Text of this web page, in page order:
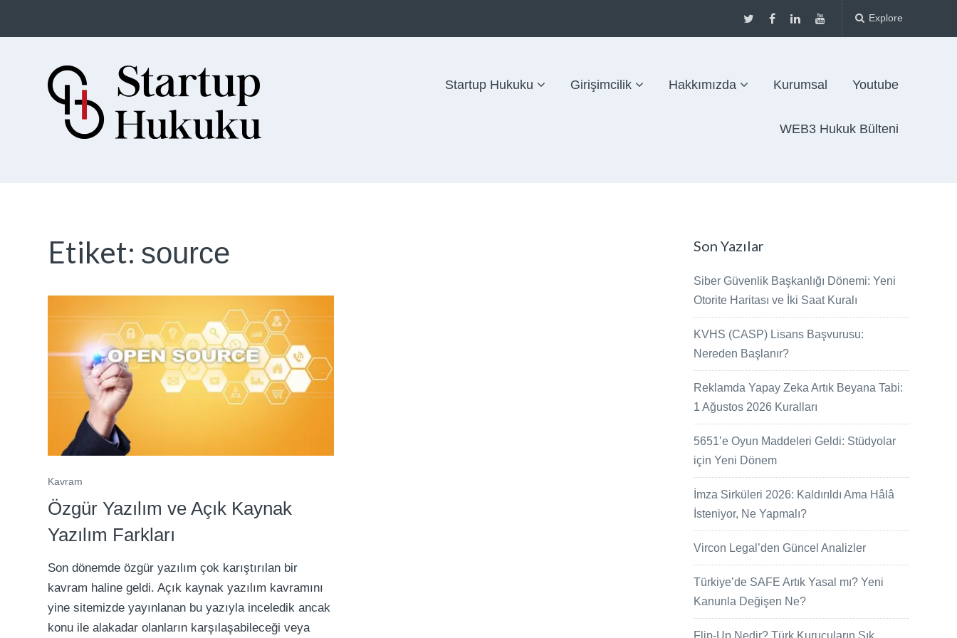
Explore
Startup Hukuku Girişimcilik Hakkımızda Kurumsal Youtube
WEB3 Hukuk Bülteni
Etiket: source
Kavram
Özgür Yazılım ve Açık Kaynak
Yazılım Farkları
Son dönemde özgür yazılım çok karıştırılan bir
kavram haline geldi. Açık kaynak yazılım kavramını
yine sitemizde yayınlanan bu yazıyla inceledik ancak
konu ile alakadar olanların karşılaşabileceği veya
Son Yazılar
Siber Güvenlik Başkanlığı Dönemi: Yeni
Otorite Haritası ve İki Saat Kuralı
KVHS (CASP) Lisans Başvurusu:
Nereden Başlanır?
Reklamda Yapay Zeka Artık Beyana Tabi:
1 Ağustos 2026 Kuralları
5651’e Oyun Maddeleri Geldi: Stüdyolar
için Yeni Dönem
İmza Sirküleri 2026: Kaldırıldı Ama Hâlâ
İsteniyor, Ne Yapmalı?
Vircon Legal’den Güncel Analizler
Türkiye’de SAFE Artık Yasal mı? Yeni
Kanunla Değişen Ne?